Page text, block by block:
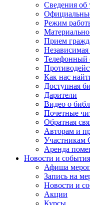
Сведения об
Режим
Прием
Независимая
Телефонный
Как нас
Доступная
Дарители
Видео о
Почетные
Обратная
Авторам и
Аренда
Новости и события
Афиша
Запись на
Новости и
Акции
Курсы